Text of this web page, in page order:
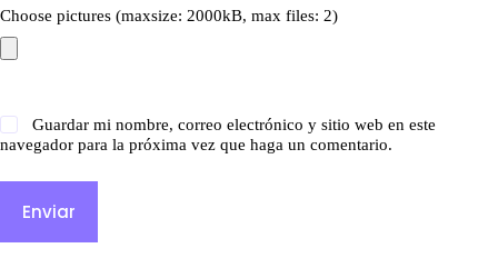
Choose pictures (maxsize: 2000kB, max files: 2)
Guardar mi nombre, correo electrónico y sitio web en este
navegador para la próxima vez que haga un comentario.
Enviar